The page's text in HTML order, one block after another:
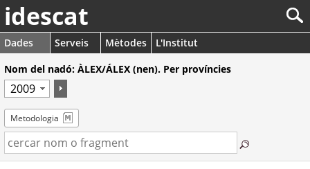
idescat
Dades Serveis Mètodes
L'Institut
Nom del nadó: ÀLEX/ÁLEX (nen). Per províncies
Metodologia